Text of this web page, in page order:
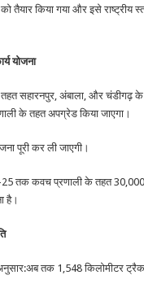
तैयार किया गया और इसे राष्ट्रीय
योजना
सहारनपुर, अंबाला, और चंडीगढ़ के
के तहत अपग्रेड किया जाएगा।
पूरी कर ली जाएगी।
तक कवच प्रणाली के तहत
है।
अनुसार:अब तक 1,548 किलोमीटर